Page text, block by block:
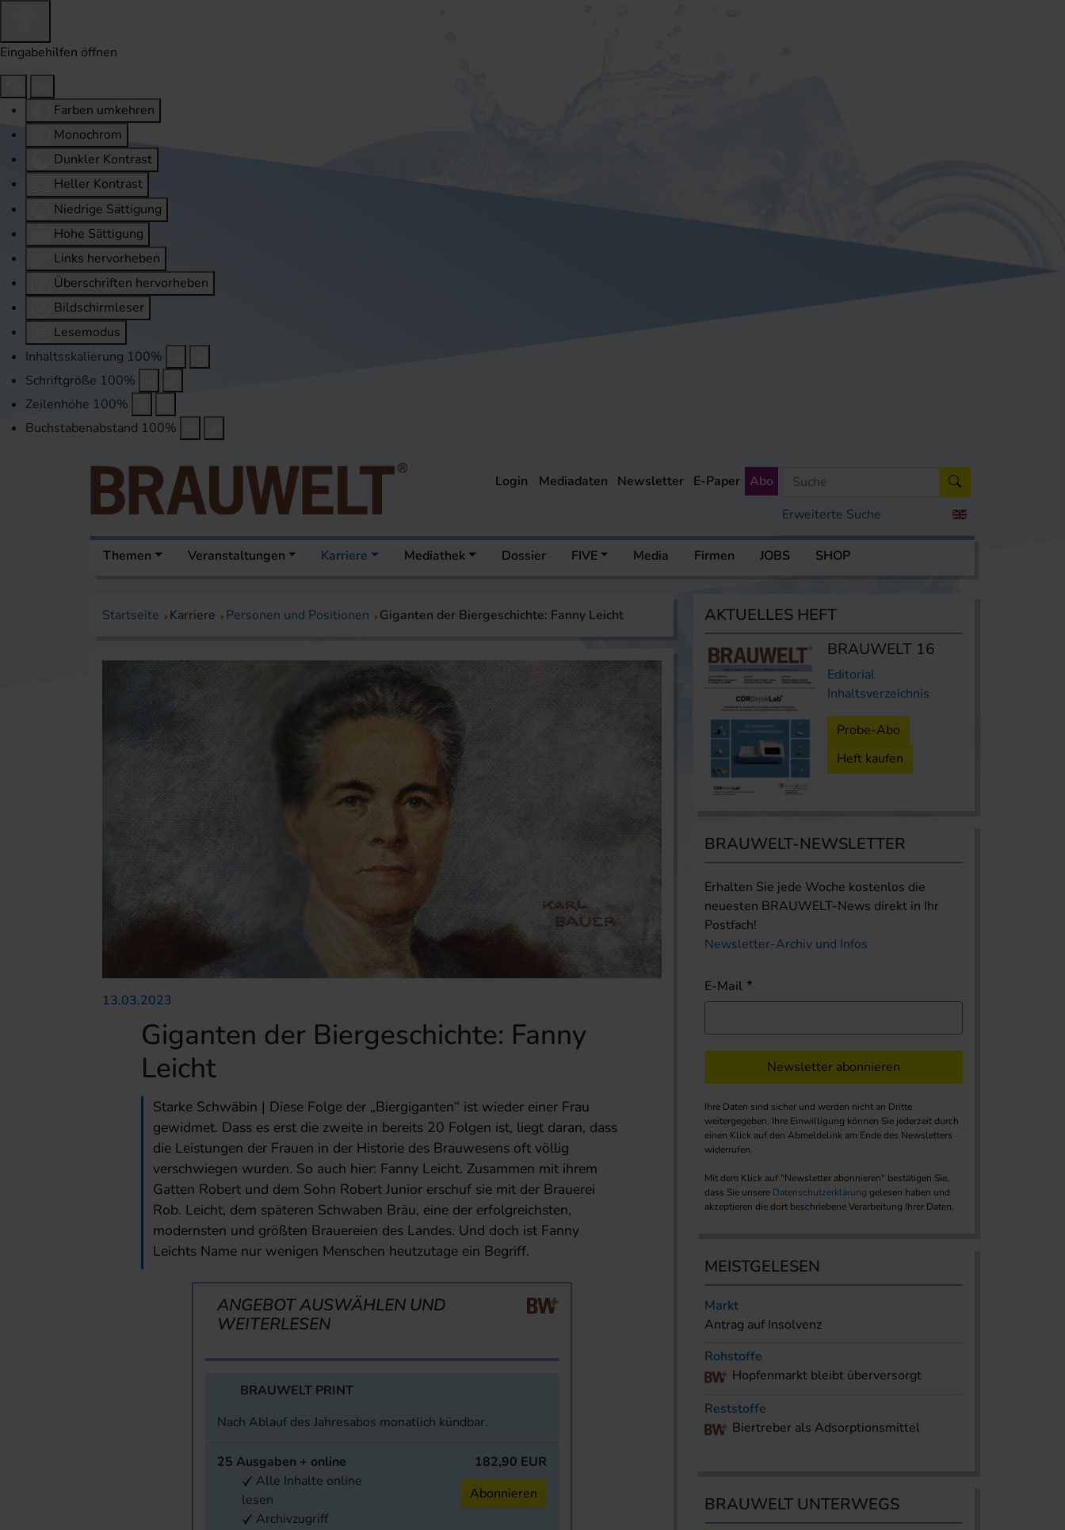
Eingabehilfen öffnen
Farben umkehren
Monochrom
Dunkler Kontrast
Heller Kontrast
Niedrige Sättigung
Hohe Sättigung
Links hervorheben
Überschriften hervorheben
Bildschirmleser
Lesemodus
Inhaltsskalierung 100%
Schriftgröße 100%
Zeilenhöhe 100%
Buchstabenabstand 100%
Erweiterte Suche
Login Mediadaten Newsletter E-Paper Abo
Themen Veranstaltungen Karriere Mediathek Dossier FIVE Media Firmen JOBS SHOP
Startseite Karriere Personen und Positionen Giganten der Biergeschichte: Fanny Leicht
13.03.2023
Giganten der Biergeschichte: Fanny
Leicht
Starke Schwäbin | Diese Folge der „Biergiganten“ ist wieder einer Frau
gewidmet. Dass es erst die zweite in bereits 20 Folgen ist, liegt daran, dass
die Leistungen der Frauen in der Historie des Brauwesens oft völlig
verschwiegen wurden. So auch hier: Fanny Leicht. Zusammen mit ihrem
Gatten Robert und dem Sohn Robert Junior erschuf sie mit der Brauerei
Rob. Leicht, dem späteren Schwaben Bräu, eine der erfolgreichsten,
modernsten und größten Brauereien des Landes. Und doch ist Fanny
Leichts Name nur wenigen Menschen heutzutage ein Begriff.
ANGEBOT AUSWÄHLEN UND
WEITERLESEN
BRAUWELT PRINT
Nach Ablauf des Jahresabos monatlich kündbar.
25 Ausgaben + online
Alle Inhalte online
lesen
Archivzugriff
182,90 EUR
Abonnieren
AKTUELLES HEFT
BRAUWELT 16
Editorial
Inhaltsverzeichnis
Probe-Abo
Heft kaufen
BRAUWELT-NEWSLETTER
Erhalten Sie jede Woche kostenlos die
neuesten BRAUWELT-News direkt in Ihr
Postfach!
Newsletter-Archiv und Infos
E-Mail
Newsletter abonnieren
Ihre Daten sind sicher und werden nicht an Dritte
weitergegeben. Ihre Einwilligung können Sie jederzeit durch
einen Klick auf den Abmeldelink am Ende des Newsletters
widerrufen.
Mit dem Klick auf "Newsletter abonnieren" bestätigen Sie,
dass Sie unsere Datenschutzerklärung gelesen haben und
akzeptieren die dort beschriebene Verarbeitung Ihrer Daten.
MEISTGELESEN
Markt
Antrag auf Insolvenz
Rohstoffe
Hopfenmarkt bleibt überversorgt
Reststoffe
Biertreber als Adsorptionsmittel
BRAUWELT UNTERWEGS